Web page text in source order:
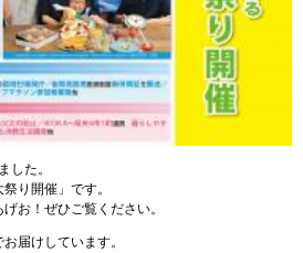
した。
り開催」です。
お！ぜひご覧ください。
届けしています。